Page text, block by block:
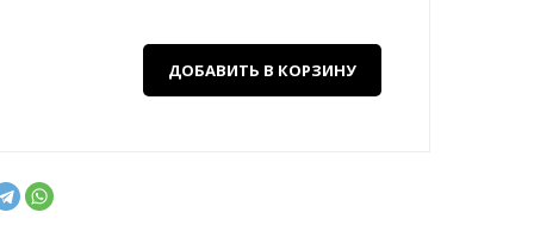
ДОБАВИТЬ В КОРЗИНУ